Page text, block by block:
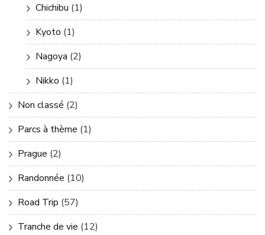
Chichibu (1)
Kyoto (1)
Nagoya (2)
Nikko (1)
Non classé (2)
Parcs à thème (1)
Prague (2)
Randonnée (10)
Road Trip (57)
Tranche de vie (12)